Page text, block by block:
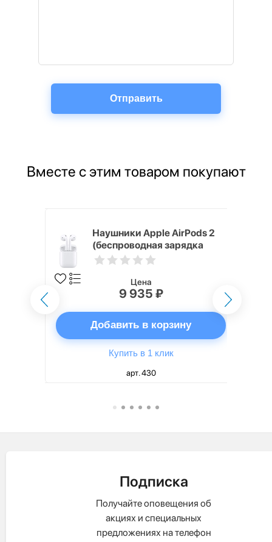
Вместе с этим товаром покупают
Наушники Apple AirPods 2
(беспроводная зарядка
кейса)
Цена
9 935 ₽
Добавить в корзину
Купить в 1 клик
арт. 430
Подписка
Получайте оповещения об
акциях и специальных
предложениях на телефон